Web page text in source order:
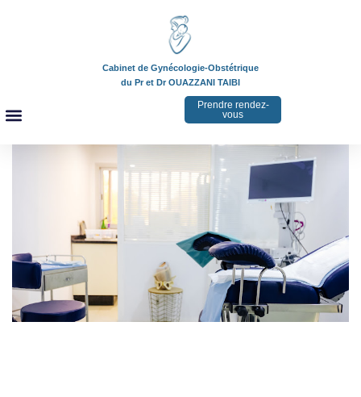
Cabinet de Gynécologie-Obstétrique
du Pr et Dr OUAZZANI TAIBI
Prendre rendez-
vous